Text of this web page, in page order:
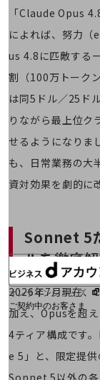
基礎的電気通信役
採用情報
新卒採用
経験者採用
障がい者採用
人材育成制度
広告・協賛
広告
オンラインショップ
ご契約中のお客さま
サービス別サポート
「Claude Opus
によれば、努力
us 4.8に匹敵する
割（100万トーク
は同5ドル／25ド
りながら最上位ク
せるようになりま
も、日常業務の大
資対効果を劇的に
Sonnet 5
ルを徹底
2026年7月現在
加え、Opusを超
4ティア構成です
e 5」と、限定提